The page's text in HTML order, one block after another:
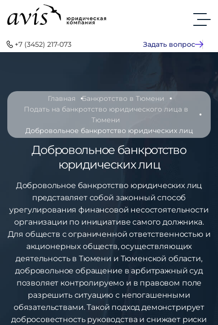
+7 (3452) 217-073 Задать вопрос
Главная
Банкротство в Тюмени
Подать на банкротство юридического лица в
Тюмени
Добровольное банкротство юридических лиц
Добровольное банкротство
юридических лиц
Добровольное банкротство юридических лиц
представляет собой законный способ
урегулирования финансовой несостоятельности
организации по инициативе самого должника.
Для обществ с ограниченной ответственностью и
акционерных обществ, осуществляющих
деятельность в Тюмени и Тюменской области,
добровольное обращение в арбитражный суд
позволяет контролируемо и в правовом поле
разрешить ситуацию с непогашенными
обязательствами. Такой подход демонстрирует
добросовестность руководства и снижает риски